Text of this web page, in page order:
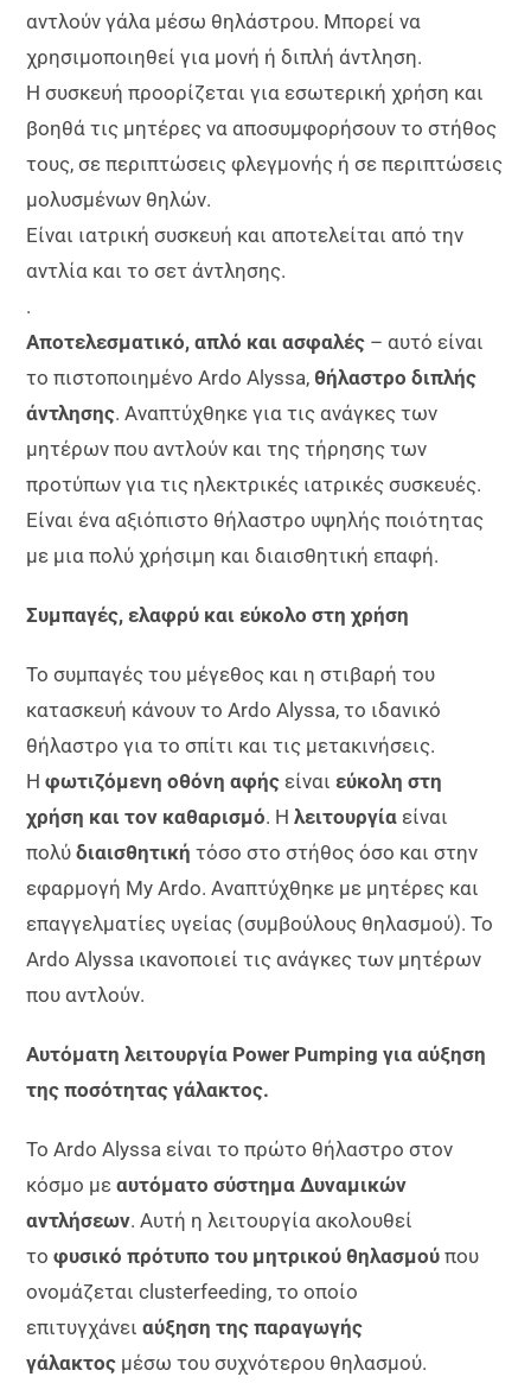
αντλούν γάλα μέσω θηλάστρου. Μπορεί να
χρησιμοποιηθεί για μονή ή διπλή άντληση.
Η συσκευή προορίζεται για εσωτερική χρήση και
βοηθά τις μητέρες να αποσυμφορήσουν το στήθος
τους, σε περιπτώσεις φλεγμονής ή σε περιπτώσεις
μολυσμένων θηλών.
Είναι ιατρική συσκευή και αποτελείται από την
αντλία και το σετ άντλησης.
.
Αποτελεσματικό, απλό και ασφαλές – αυτό είναι
το πιστοποιημένο Ardo Alyssa, θήλαστρο διπλής
άντλησης. Αναπτύχθηκε για τις ανάγκες των
μητέρων που αντλούν και της τήρησης των
προτύπων για τις ηλεκτρικές ιατρικές συσκευές.
Είναι ένα αξιόπιστο θήλαστρο υψηλής ποιότητας
με μια πολύ χρήσιμη και διαισθητική επαφή.
Συμπαγές, ελαφρύ και εύκολο στη χρήση
Το συμπαγές του μέγεθος και η στιβαρή του
κατασκευή κάνουν το Ardo Alyssa, το ιδανικό
θήλαστρο για το σπίτι και τις μετακινήσεις.
Ηφωτιζόμενη οθόνη αφής είναιεύκολη στη
χρήση και τον καθαρισμό. Ηλειτουργία είναι
πολύδιαισθητική τόσο στο στήθος όσο και στην
εφαρμογή My Ardo. Αναπτύχθηκε με μητέρες και
επαγγελματίες υγείας (συμβούλους θηλασμού). Το
Ardo Alyssa ικανοποιεί τις ανάγκες των μητέρων
που αντλούν.
Αυτόματη λειτουργία Power Pumping για αύξηση
της ποσότητας γάλακτος.
Το Ardo Alyssa είναι το πρώτο θήλαστρο στον
κόσμο μεαυτόματο σύστημα Δυναμικών
αντλήσεων. Αυτή η λειτουργία ακολουθεί
τοφυσικό πρότυπο του μητρικού θηλασμού που
ονομάζεται clusterfeeding, το οποίο
επιτυγχάνειαύξηση της παραγωγής
γάλακτος μέσω του συχνότερου θηλασμού.